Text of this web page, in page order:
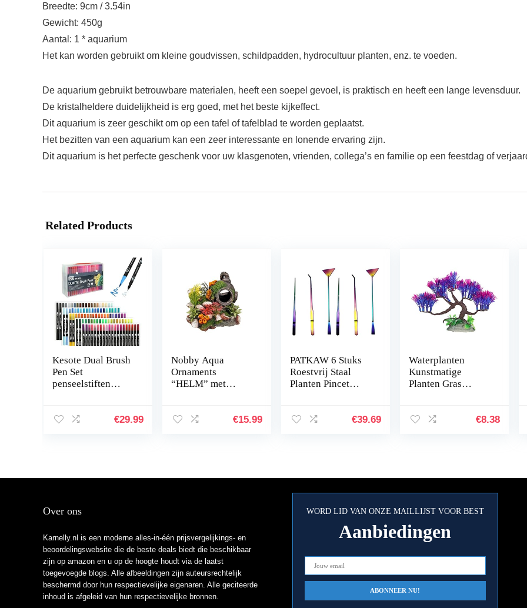
Breedte: 9cm / 3.54in
Gewicht: 450g
Aantal: 1 * aquarium
Het kan worden gebruikt om kleine goudvissen, schildpadden, hydrocultuur planten, enz. te voeden.
De aquarium gebruikt betrouwbare materialen, heeft een soepel gevoel, is praktisch en heeft een lange levensduur.
De kristalheldere duidelijkheid is erg goed, met het beste kijkeffect.
Dit aquarium is zeer geschikt om op een tafel of tafelblad te worden geplaatst.
Het bezitten van een aquarium kan een zeer interessante en lonende ervaring zijn.
Dit aquarium is het perfecte geschenk voor uw klasgenoten, vrienden, collega’s en familie op een feestdag of
Related Products
Kesote Dual Brush
Pen Set
penseelstiften
kinderen dubbele
€29.99
Nobby Aqua
Ornaments
“HELM” met
€15.99
PATKAW 6 Stuks
Roestvrij Staal
Planten Pincet
Hulpmiddelen
€39.69
Waterplanten
Kunstmatige
Planten Gras
Plantendecoraties
€8.38
Over ons
Karnelly.nl is een moderne alles-in-één prijsvergelijkings- en
beoordelingswebsite die de beste deals biedt die beschikbaar
zijn op amazon en u op de hoogte houdt via de laatst
toegevoegde blogs. Alle afbeeldingen zijn auteursrechtelijk
beschermd door hun respectievelijke eigenaren. Alle geciteerde
inhoud is afgeleid van hun respectievelijke bronnen.
WORD LID VAN ONZE MAILLIJST VOOR BEST
Aanbiedingen